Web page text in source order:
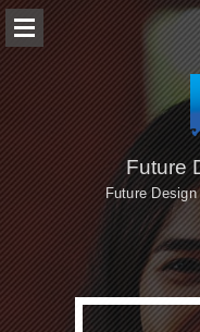
Future
Future